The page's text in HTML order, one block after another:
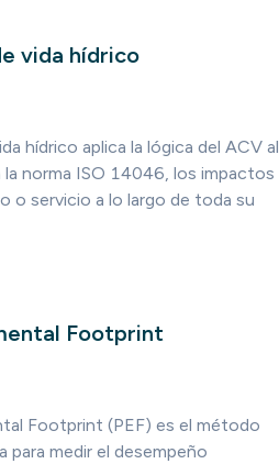
vida hídrico
hídrico aplica la lógica del ACV al
la norma ISO 14046, los impactos
o servicio a lo largo de toda su
Footprint
Footprint (PEF) es el método
para medir el desempeño